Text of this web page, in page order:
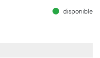
disponible